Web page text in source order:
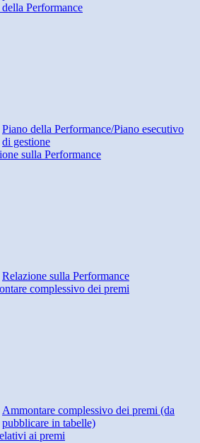
Performance
Piano della Performance/Piano esecutivo
di gestione
sulla Performance
Relazione sulla Performance
complessivo dei premi
Ammontare complessivo dei premi (da
pubblicare in tabelle)
ai premi